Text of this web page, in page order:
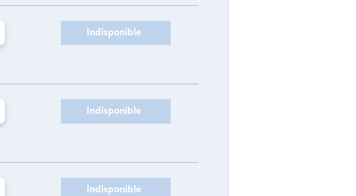
Indisponible
Indisponible
Indisponible